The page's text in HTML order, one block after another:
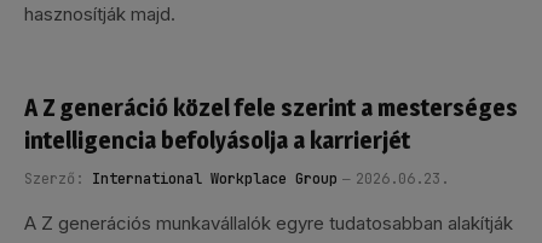
hasznosítják majd.
A Z generáció közel fele szerint a mesterséges
intelligencia befolyásolja a karrierjét
Szerző: International Workplace Group 2026.06.23.
A Z generációs munkavállalók egyre tudatosabban alakítják